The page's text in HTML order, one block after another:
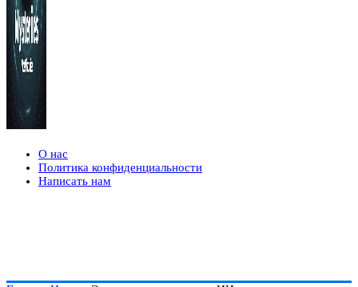
О нас
Политика конфиденциальности
Написать нам